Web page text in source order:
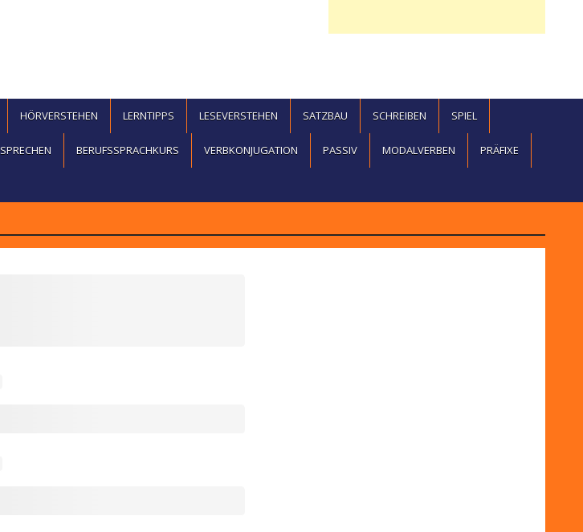
HÖRVERSTEHEN LERNTIPPS LESEVERSTEHEN SATZBAU SCHREIBEN SPIEL
SPRECHEN BERUFSSPRACHKURS VERBKONJUGATION PASSIV MODALVERBEN PRÄFIXE